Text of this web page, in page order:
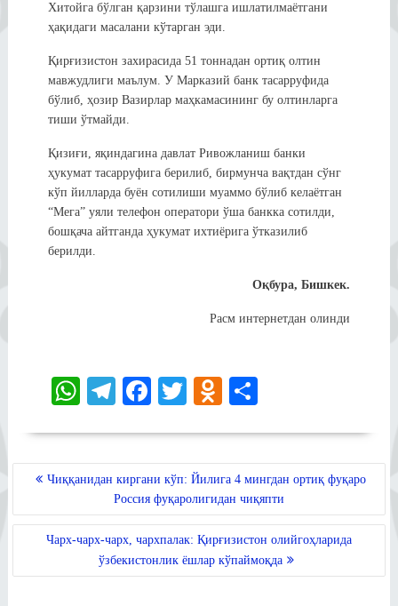
Хитойга бўлган қарзини тўлашга ишлатилмаётгани
ҳақидаги масалани кўтарган эди.
Қирғизистон захирасида 51 тоннадан ортиқ олтин
мавжудлиги маълум. У Марказий банк тасарруфида
бўлиб, ҳозир Вазирлар маҳкамасининг бу олтинларга
тиши ўтмайди.
Қизиғи, яқиндагина давлат Ривожланиш банки
ҳукумат тасарруфига берилиб, бирмунча вақтдан сўнг
кўп йилларда буён сотилиши муаммо бўлиб келаётган
“Мега” уяли телефон оператори ўша банкка сотилди,
бошқача айтганда ҳукумат ихтиёрига ўтказилиб
берилди.
Оқбура, Бишкек.
Расм интернетдан олинди
W
A
Te
a
m
Fa
ok
T
r
O
la
ss
ni
ki
POST
MENYUSI
Чиққанидан киргани кўп: Йилига 4 мингдан ортиқ фуқаро
Россия фуқаролигидан чиқяпти
Чарх-чарх-чарх, чархпалак: Қирғизистон олийгоҳларида
ўзбекистонлик ёшлар кўпаймоқда